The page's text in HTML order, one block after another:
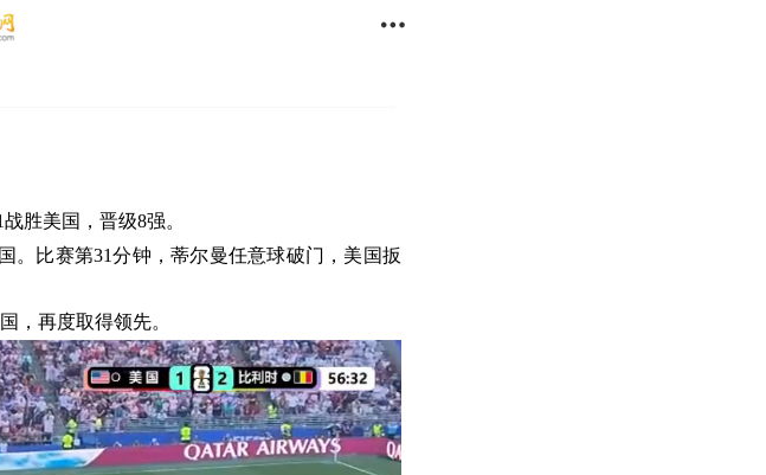

胜美国，晋级8强。
。比赛第31分钟，蒂尔曼任意球破门，美国扳
，再度取得领先。